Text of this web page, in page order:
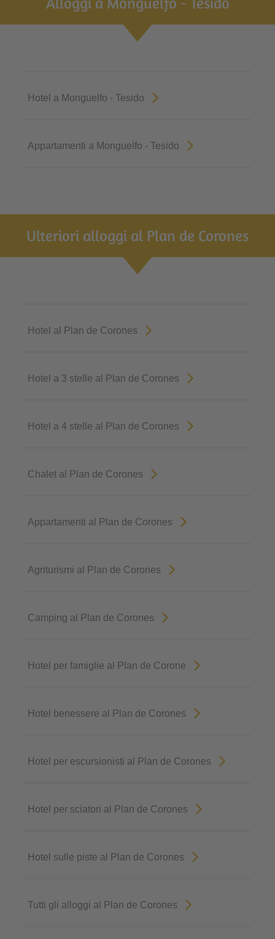
Hotel a Monguelfo - Tesido
Appartamenti a Monguelfo - Tesido
Ulteriori alloggi al Plan de Corones
Hotel al Plan de Corones
Hotel a 3 stelle al Plan de Corones
Hotel a 4 stelle al Plan de Corones
Chalet al Plan de Corones
Appartamenti al Plan de Corones
Agriturismi al Plan de Corones
Camping al Plan de Corones
Hotel per famiglie al Plan de Corone
Hotel benessere al Plan de Corones
Hotel per escursionisti al Plan de Corones
Hotel per sciatori al Plan de Corones
Hotel sulle piste al Plan de Corones
Tutti gli alloggi al Plan de Corones